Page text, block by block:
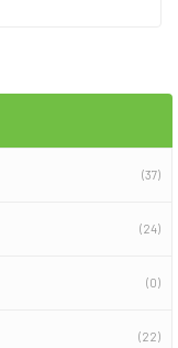
(37)
(24)
(0)
(22)